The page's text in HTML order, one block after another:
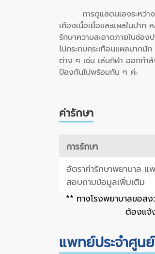
การดูแลตนเองระหว่า
เคืองเนื้อเยื่อและแผลในปาก
รักษาความสะอาดภายในช่อ
ไปกระทบกระเทือนแผลมาก
ต่าง ๆ เช่น เล่นกีฬา ออกกำ
ป้องกันไปพร้อมกัน ๆ ค่ะ
ค่ารักษา
การรักษา
อัตราค่ารักษาพยาบาล แ
สอบถามข้อมูลเพิ่มเติม
** ทางโรงพยาบาลขอสง
ต้องแจ้
แพทย์ประจำศูน